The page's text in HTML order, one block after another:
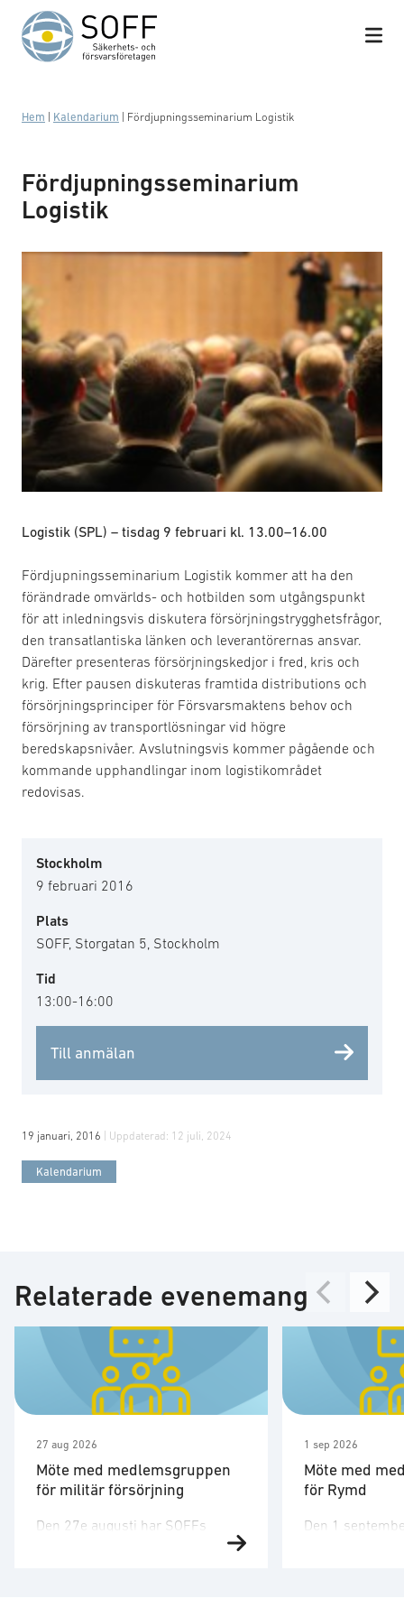
Hoppa till innehåll
Hem Kalendarium Fördjupningsseminarium Logistik
Fördjupningsseminarium
Logistik
Logistik (SPL) – tisdag 9 februari kl. 13.00–16.00
Fördjupningsseminarium Logistik kommer att ha den
förändrade omvärlds- och hotbilden som utgångspunkt
för att inledningsvis diskutera försörjningstrygghetsfrågor,
den transatlantiska länken och leverantörernas ansvar.
Därefter presenteras försörjningskedjor i fred, kris och
krig. Efter pausen diskuteras framtida distributions och
försörjningsprinciper för Försvarsmaktens behov och
försörjning av transportlösningar vid högre
beredskapsnivåer. Avslutningsvis kommer pågående och
kommande upphandlingar inom logistikområdet
redovisas.
Stockholm
9 februari 2016
Plats
SOFF, Storgatan 5, Stockholm
Tid
13:00-16:00
Till anmälan
19 januari, 2016 | Uppdaterad: 12 juli, 2024
Kalendarium
Relaterade evenemang
27 aug 2026
Möte med medlemsgruppen
för militär försörjning
Den 27e augusti har SOFFs
1 sep 2026
Möte med
för Rymd
Den 1